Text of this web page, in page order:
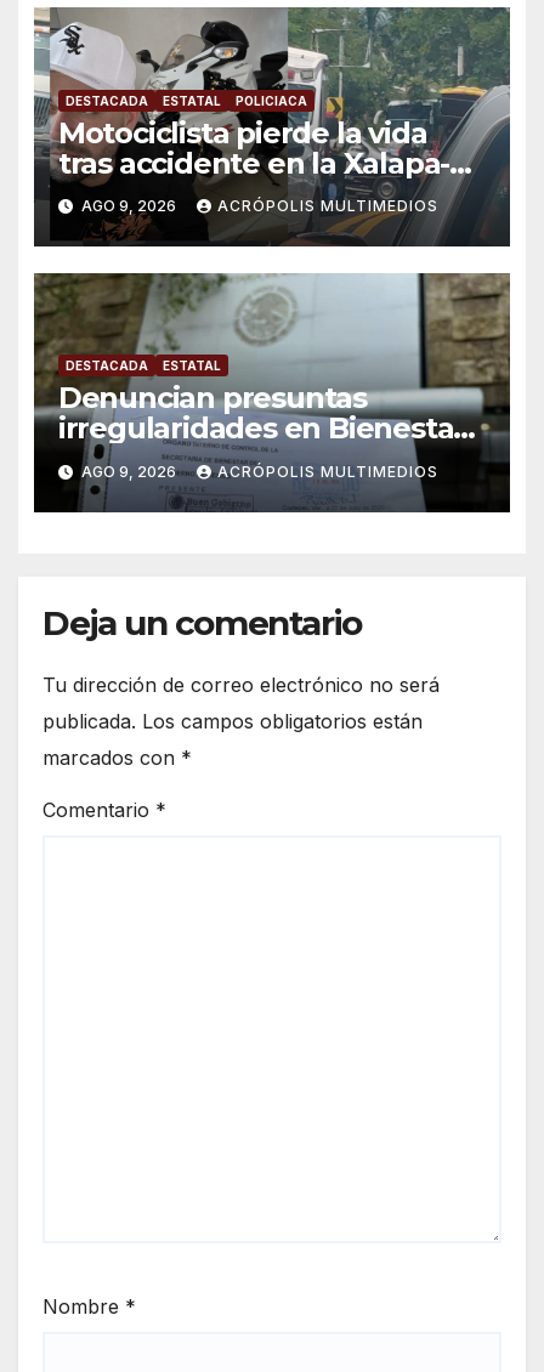
DESTACADA ESTATAL POLICIACA
Motociclista pierde la vida
tras accidente en la Xalapa-
Veracruz
AGO 9, 2026 ACRÓPOLIS MULTIMEDIOS
DESTACADA ESTATAL
Denuncian presuntas
irregularidades en Bienestar
de Coatepec
AGO 9, 2026 ACRÓPOLIS MULTIMEDIOS
Deja un comentario
Tu dirección de correo electrónico no será
publicada. Los campos obligatorios están
marcados con *
Comentario *
Nombre *